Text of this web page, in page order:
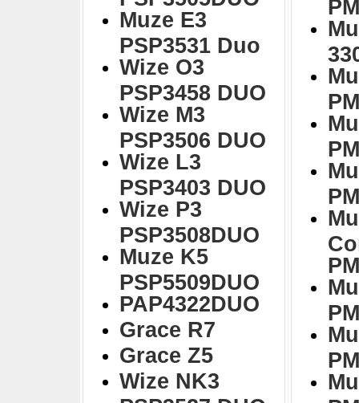
Muze E3
PSP3531 Duo
Wize O3
PSP3458 DUO
Wize M3
PSP3506 DUO
Wize L3
PSP3403 DUO
Wize P3
PSP3508DUO
Muze K5
PSP5509DUO
PAP4322DUO
Grace R7
Grace Z5
Wize NK3